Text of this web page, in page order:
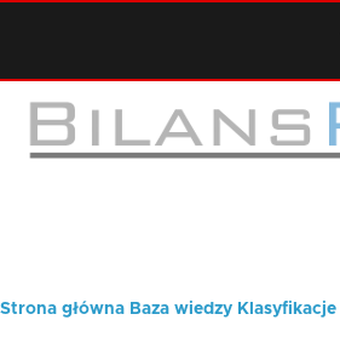
Ścieżka
Strona główna Baza wiedzy Klasyfikacje